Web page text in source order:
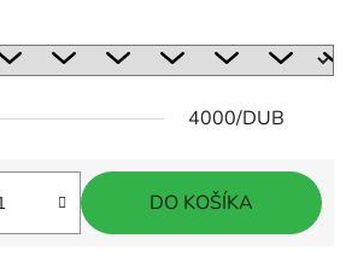
4000/DUB
DO KOŠÍKA